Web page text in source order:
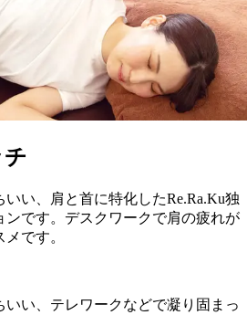
い、肩と首に特化したRe.Ra.Ku独
ンです。デスクワークで肩の疲れが
です。
いい、テレワークなどで凝り固まっ